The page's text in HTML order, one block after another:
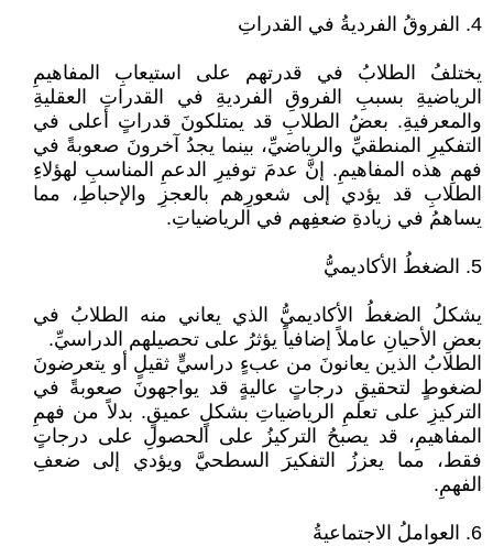
4. الفروقُ الفرديةُ في القدراتِ
يختلفُ الطلابُ في قدرتهم على استيعابِ المفاهيمِ
الرياضيةِ بسببِ الفروقِ الفرديةِ في القدراتِ العقليةِ
والمعرفيةِ. بعضُ الطلابِ قد يمتلكونَ قدراتٍ أعلى في
التفكيرِ المنطقيِّ والرياضيِّ، بينما يجدُ آخرونَ صعوبةً في
فهمِ هذه المفاهيمِ. إنَّ عدمَ توفيرِ الدعمِ المناسبِ لهؤلاءِ
الطلابِ قد يؤدي إلى شعورِهم بالعجزِ والإحباطِ، مما
يساهمُ في زيادةِ ضعفِهم في الرياضياتِ.
5. الضغطُ الأكاديميُّ
يشكلُ الضغطُ الأكاديميُّ الذي يعاني منه الطلابُ في
بعضِ الأحيانِ عاملاً إضافياً يؤثرُ على تحصيلهم الدراسيِّ.
الطلابُ الذين يعانونَ من عبءٍ دراسيٍّ ثقيلٍ أو يتعرضونَ
لضغوطٍ لتحقيقِ درجاتٍ عاليةٍ قد يواجهونَ صعوبةً في
التركيزِ على تعلمِ الرياضياتِ بشكلٍ عميقٍ. بدلاً من فهمِ
المفاهيمِ، قد يصبحُ التركيزُ على الحصولِ على درجاتٍ
فقط، مما يعززُ التفكيرَ السطحيَّ ويؤدي إلى ضعفِ
الفهمِ.
6. العواملُ الاجتماعيةُ